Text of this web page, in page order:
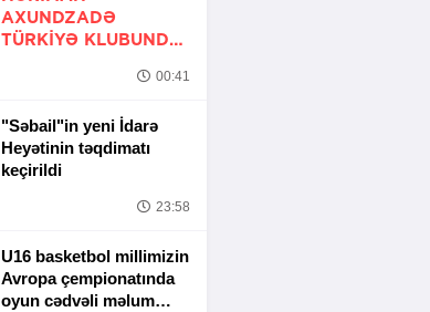
AXUNDZADƏ
TÜRKIYƏ KLUBUNDA
00:41
"Səbail"in yeni İdarə
Heyətinin təqdimatı
keçirildi
23:58
U16 basketbol millimizin
Avropa çempionatında
oyun cədvəli məlum